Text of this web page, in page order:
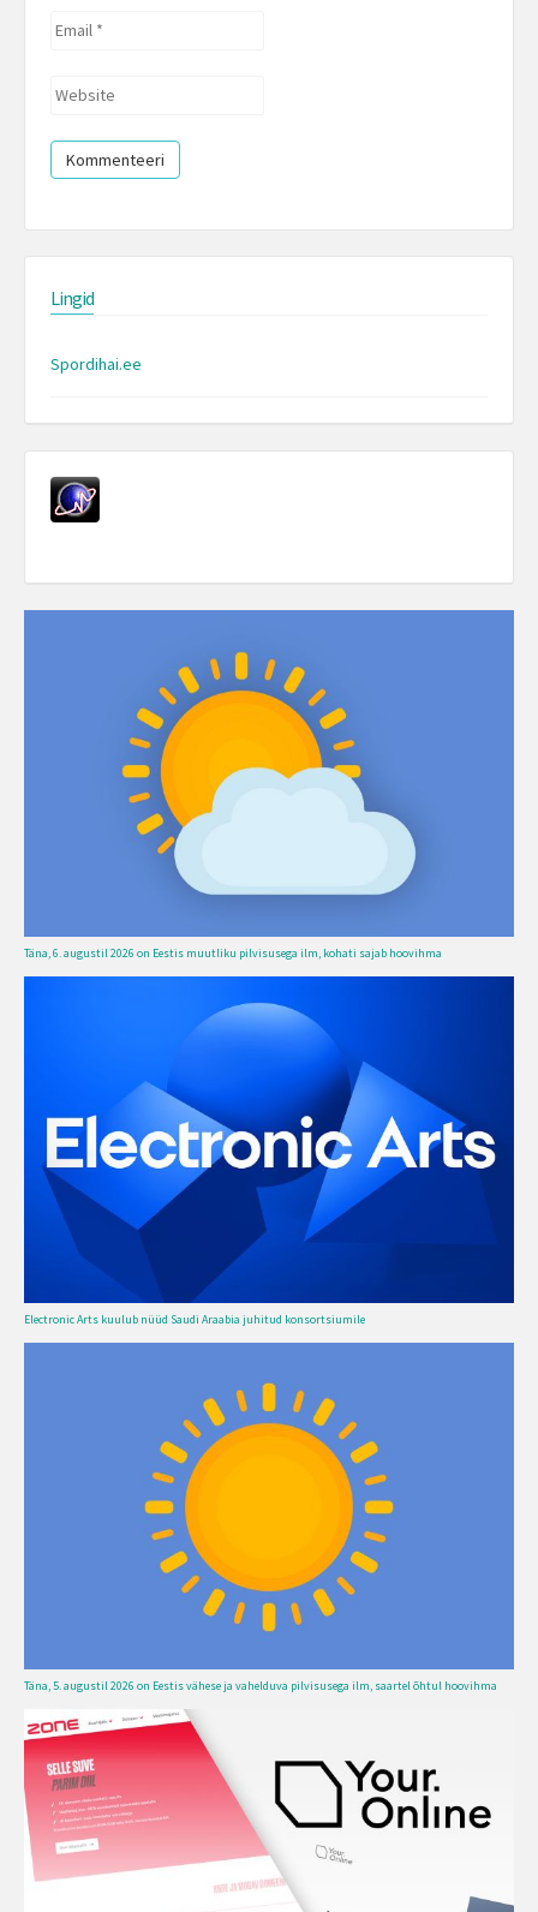
Email
Website
Lingid
Spordihai.ee
Täna, 6. augustil 2026 on Eestis muutliku pilvisusega ilm, kohati sajab hoovihma
Electronic Arts kuulub nüüd Saudi Araabia juhitud konsortsiumile
Täna, 5. augustil 2026 on Eestis vähese ja vahelduva pilvisusega ilm, saartel õhtul hoovihma